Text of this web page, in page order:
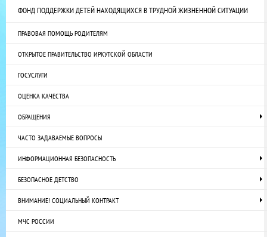
ФОНД ПОДДЕРЖКИ ДЕТЕЙ НАХОДЯЩИХСЯ В ТРУДНОЙ ЖИЗНЕННОЙ СИТУАЦИИ
ПРАВОВАЯ ПОМОЩЬ РОДИТЕЛЯМ
ОТКРЫТОЕ ПРАВИТЕЛЬСТВО ИРКУТСКОЙ ОБЛАСТИ
ГОСУСЛУГИ
ОЦЕНКА КАЧЕСТВА
ОБРАЩЕНИЯ
ЧАСТО ЗАДАВАЕМЫЕ ВОПРОСЫ
ИНФОРМАЦИОННАЯ БЕЗОПАСНОСТЬ
БЕЗОПАСНОЕ ДЕТСТВО
ВНИМАНИЕ! СОЦИАЛЬНЫЙ КОНТРАКТ
МЧС РОССИИ